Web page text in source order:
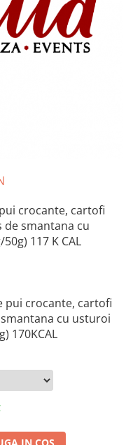
crocante, cartofi
de smantana cu
117 K CAL
pui crocante, cartofi
cu usturoi
170KCAL